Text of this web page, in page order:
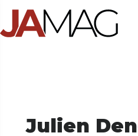
Aller
contenu
Julien